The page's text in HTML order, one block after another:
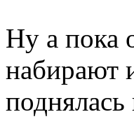
Ну а пока
набирают